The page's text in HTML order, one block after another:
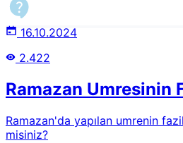
16.10.2024
2.422
Ramazan Umresinin
Ramazan'da yapılan umrenin
misiniz?